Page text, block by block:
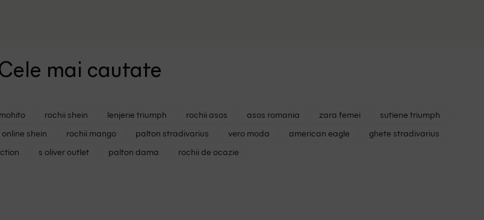
mai cautate
rochii shein lenjerie triumph rochii asos asos romania zara femei
sutiene triumph
shein rochii mango palton stradivarius vero moda american eagle
ghete stradivarius
s oliver outlet palton dama rochii de ocazie